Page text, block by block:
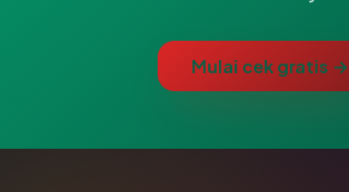
Mulai cek gratis →